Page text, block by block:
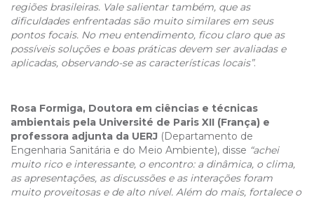
regiões brasileiras. Vale salientar também, que as
dificuldades enfrentadas são muito similares em seus
pontos focais. No meu entendimento, ficou claro que as
possíveis soluções e boas práticas devem ser avaliadas e
aplicadas, observando-se as características locais”.
Rosa Formiga, Doutora em ciências e técnicas
ambientais pela Université de Paris XII (França) e
professora adjunta da UERJ (Departamento de
Engenharia Sanitária e do Meio Ambiente), disse “achei
muito rico e interessante, o encontro: a dinâmica, o clima,
as apresentações, as discussões e as interações foram
muito proveitosas e de alto nível. Além do mais, fortalece o